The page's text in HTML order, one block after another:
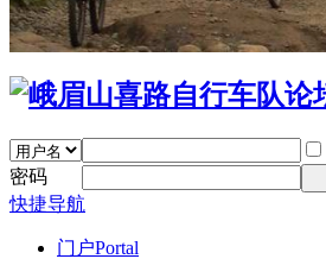
密码
快捷导航
门户Portal